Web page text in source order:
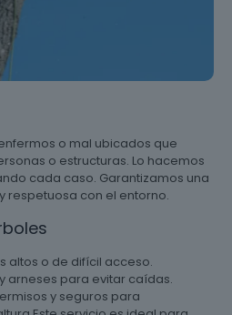
o mal ubicados que
o estructuras. Lo hacemos
cada caso. Garantizamos una
respetuosa con el entorno.
altos o de difícil acceso.
arneses para evitar caídas.
y seguros para